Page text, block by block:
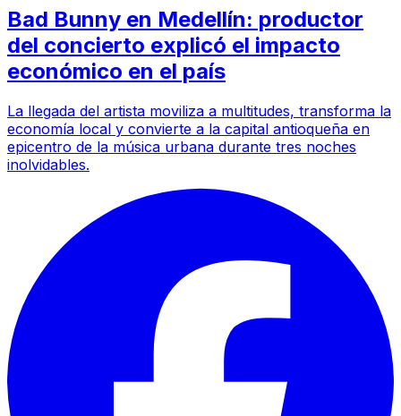
Bad Bunny en Medellín: productor
del concierto explicó el impacto
económico en el país
La llegada del artista moviliza a multitudes, transforma la
economía local y convierte a la capital antioqueña en
epicentro de la música urbana durante tres noches
inolvidables.